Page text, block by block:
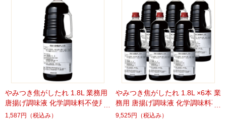
やみつき焦がしたれ 1.8L 業務用
唐揚げ調味液 化学調味料不使用
1,587円 （税込み）
やみつき焦がしたれ 1.8L ×6本 業
務用 唐揚げ調味液 化学調味料不
使用
9,525円 （税込み）